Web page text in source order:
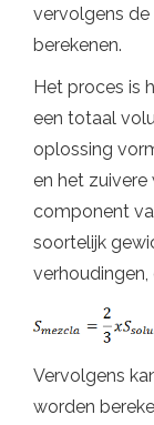
vervolgens
berekenen.
Het proces is
een totaal
oplossing
en het
component
soortelijk
verhoudingen,
Vervolgens
worden